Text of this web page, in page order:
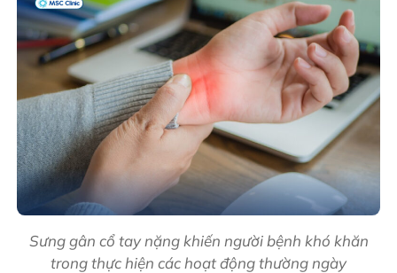
Sưng gân cổ tay nặng khiến người bệnh khó khăn
trong thực hiện các hoạt động thường ngày